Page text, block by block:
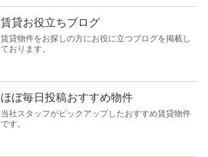
賃貸お役立ちブログ
賃貸物件をお探しの方にお役に立つブログを掲載し
ております。
ほぼ毎日投稿おすすめ物件
当社スタッフがピックアップしたおすすめ賃貸物件
です。